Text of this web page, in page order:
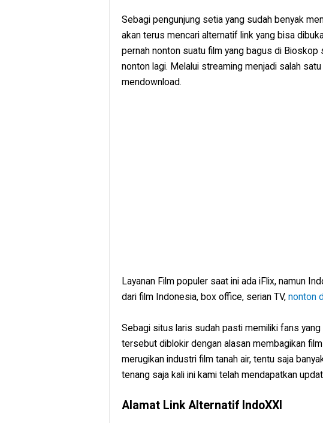
Sebagi pengunjung setia yang sudah benyak
akan terus mencari alternatif link yang bisa
pernah nonton suatu film yang bagus di
nonton lagi. Melalui streaming menjadi salah
mendownload.
Layanan Film populer saat ini ada iFlix, namun
dari film Indonesia, box office, serian TV, nonton
Sebagi situs laris sudah pasti memiliki fans
tersebut diblokir dengan alasan membagikan
merugikan industri film tanah air, tentu saja
tenang saja kali ini kami telah mendapatkan
Alamat Link Alternatif IndoXXI